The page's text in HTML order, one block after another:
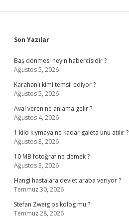
Sidebar
Son Yazılar
Baş dönmesi neyin habercisidir ?
Ağustos 5, 2026
Karahanlı kimi temsil ediyor ?
Ağustos 5, 2026
Aval veren ne anlama gelir ?
Ağustos 4, 2026
1 kilo kıymaya ne kadar galeta unu atılır ?
Ağustos 3, 2026
10 MB fotoğraf ne demek ?
Ağustos 3, 2026
Hangi hastalara devlet araba veriyor ?
Temmuz 30, 2026
Stefan Zweig psikolog mu ?
Temmuz 28, 2026